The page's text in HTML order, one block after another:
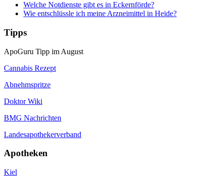
Welche Notdienste gibt es in Eckernförde?
Wie entschlüssle ich meine Arzneimittel in Heide?
Tipps
ApoGuru Tipp im August
Cannabis Rezept
Abnehmspritze
Doktor Wiki
BMG Nachrichten
Landesapothekerverband
Apotheken
Kiel